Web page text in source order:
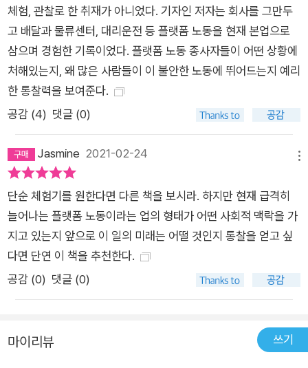
체험, 관찰로 한 취재가 아니었다. 기자인 저자는 회사를 그만두
고 배달과 물류센터, 대리운전 등 플랫폼 노동을 현재 본업으로
삼으며 경험한 기록이었다. 플랫폼 노동 종사자들이 어떤 상황에
처해있는지, 왜 많은 사람들이 이 불안한 노동에 뛰어드는지 예리
한 통찰력을 보여준다.
공감 (4) 댓글 (0)
Jasmine 2021-02-24
단순 체험기를 원한다면 다른 책을 보시라. 하지만 현재 급격히
늘어나는 플랫폼 노동이라는 업의 형태가 어떤 사회적 맥락을 가
지고 있는지 앞으로 이 일의 미래는 어떨 것인지 통찰을 얻고 싶
다면 단연 이 책을 추천한다.
공감 (0) 댓글 (0)
마이리뷰 쓰기